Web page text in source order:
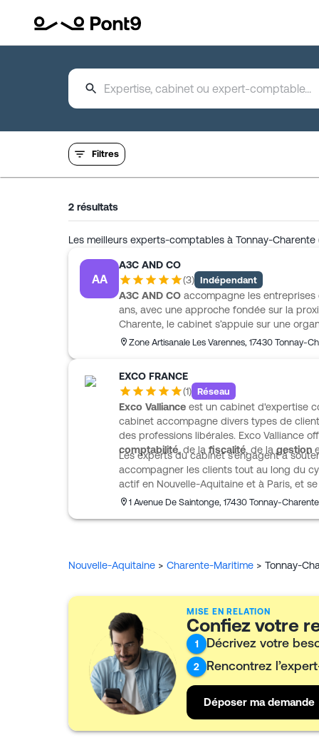
Filtres
2 résultats
Les meilleurs experts-comptables à Tonnay-Charente
AA
A3C AND CO
(3) Indépendant
A3C AND CO accompagne les
ans, avec une approche fondée sur la
Charente, le cabinet s’appuie sur une
répondre aux besoins comptables et
A3C AND CO propose également des
en réactivité au quotidien.
Zone Artisanale Les Varennes, 17430 Tonnay-
EXCO FRANCE
(1) Réseau
Exco Valliance est un cabinet d'expertise
cabinet accompagne divers types de
des professions libérales. Exco Valliance
comptabilité, de lafiscalité, de la gestion
Les experts du cabinet s'engagent à
accompagner les clients tout au long du
actif en Nouvelle-Aquitaine et à Paris, et
confiance pour le développement des
1 Avenue De Saintonge, 17430 Tonnay-Charente
Nouvelle-Aquitaine > Charente-Maritime > Tonnay-
MISE EN RELATION
Confiez votre
1 Décrivez votre
2 Rencontrez
Déposer ma demande